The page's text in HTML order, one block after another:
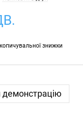
знижки